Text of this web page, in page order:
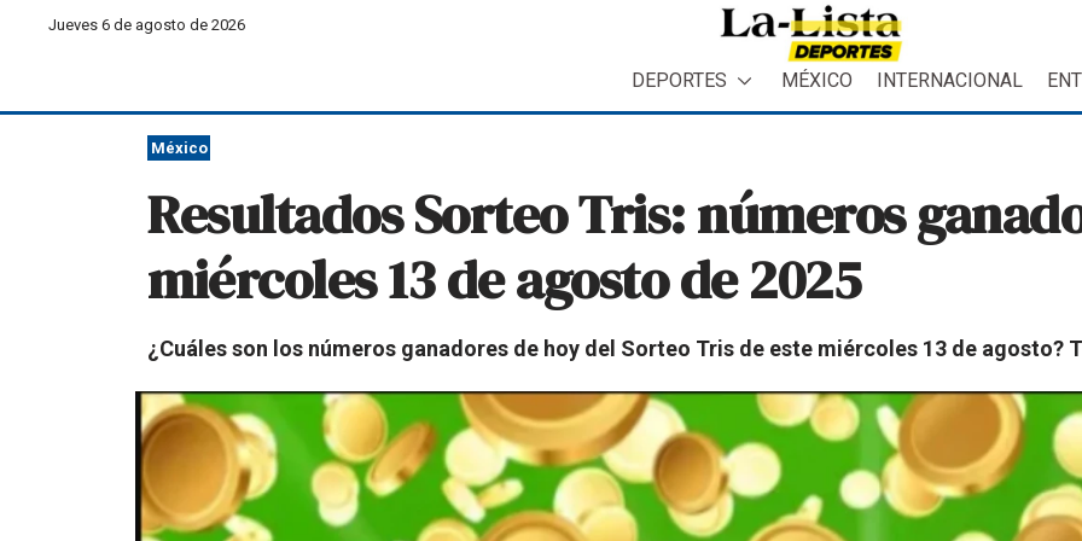
Jueves 6 de agosto de 2026
DEPORTES MÉXICO INTERNACIONAL
México
Resultados Sorteo Tris: números
miércoles 13 de agosto de 2025
¿Cuáles son los números ganadores de hoy del Sorteo Tris de este miércoles 13 de agosto?